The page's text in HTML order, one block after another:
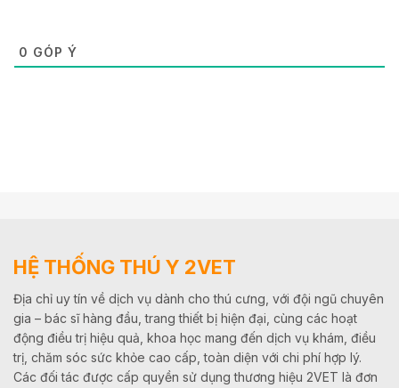
0 GÓP Ý
HỆ THỐNG THÚ Y 2VET
Địa chỉ uy tín về dịch vụ dành cho thú cưng, với đội ngũ chuyên
gia – bác sĩ hàng đầu, trang thiết bị hiện đại, cùng các hoạt
động điều trị hiệu quả, khoa học mang đến dịch vụ khám, điều
trị, chăm sóc sức khỏe cao cấp, toàn diện với chi phí hợp lý.
Các đối tác được cấp quyền sử dụng thương hiệu 2VET là đơn